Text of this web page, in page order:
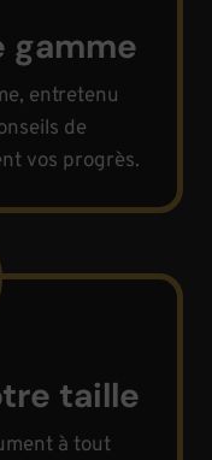
gamme
entretenu
de
vos progrès.
taille
à tout